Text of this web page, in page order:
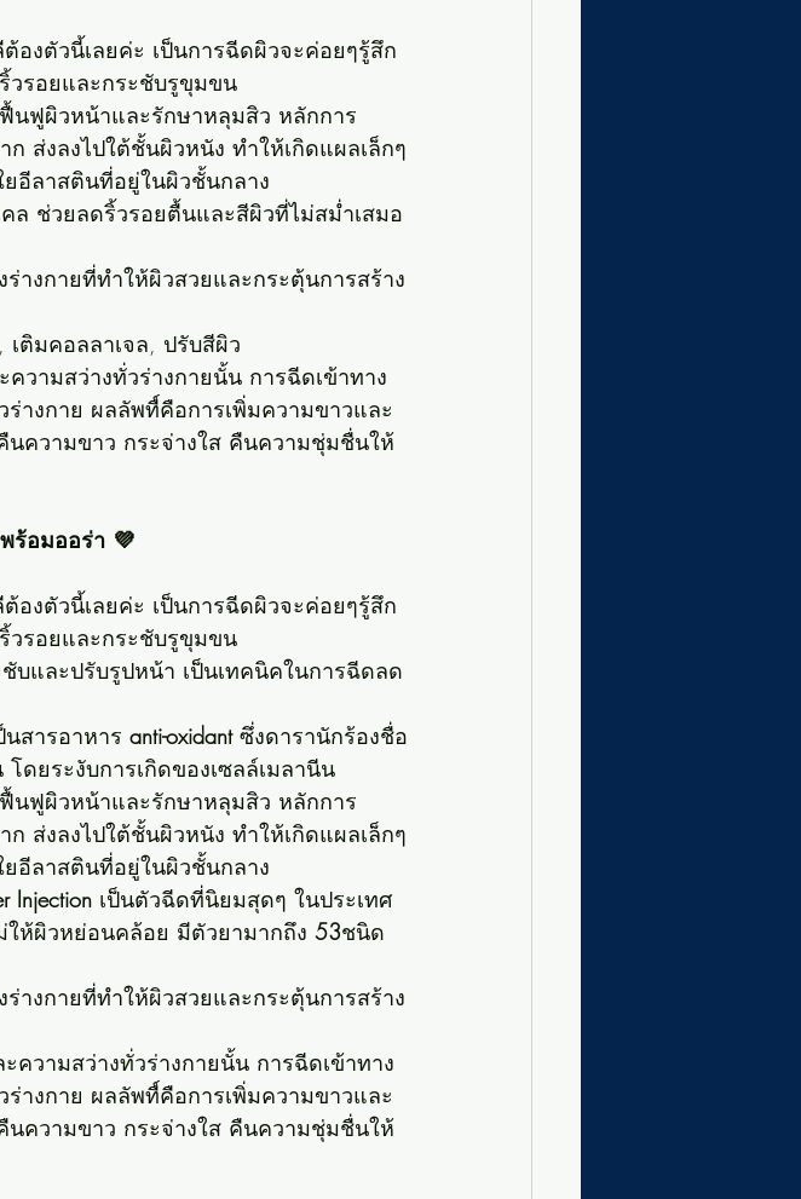
ต้องตัวนี้เลยค่ะ เป็นการฉีดผิวจะค่อยๆรู้สึก
วรอยและกระชับรูขุมขน
นฟูผิวหน้าและรักษาหลุมสิว หลักการ
ก ส่งลงไปใต้ชั้นผิวหนัง ทำให้เกิดแผลเล็กๆ
ยอีลาสตินที่อยู่ในผิวชั้นกลาง
ช่วยลดริ้วรอยตื้นและสีผิวที่ไม่สม่ำเสมอ
างกายที่ทำให้ผิวสวยและกระตุ้นการสร้าง
ติมคอลลาเจล, ปรับสีผิว
ความสว่างทั่วร่างกายนั้น การฉีดเข้าทาง
างกาย ผลลัพทื์คือการเพิ่มความขาวและ
นความขาว กระจ่างใส คืนความชุ่มชื่นให้
พร้อมออร่า 💜
ต้องตัวนี้เลยค่ะ เป็นการฉีดผิวจะค่อยๆรู้สึก
วรอยและกระชับรูขุมขน
บและปรับรูปหน้า เป็นเทคนิคในการฉีดลด
สารอาหาร anti-oxidant ซึ่งดารานักร้องชื่อ
ดยระงับการเกิดของเซลล์เมลานีน
นฟูผิวหน้าและรักษาหลุมสิว หลักการ
ก ส่งลงไปใต้ชั้นผิวหนัง ทำให้เกิดแผลเล็กๆ
ยอีลาสตินที่อยู่ในผิวชั้นกลาง
Injection เป็นตัวฉีดที่นิยมสุดๆ ในประเทศ
ให้ผิวหย่อนคล้อย มีตัวยามากถึง 53ชนิด
างกายที่ทำให้ผิวสวยและกระตุ้นการสร้าง
ความสว่างทั่วร่างกายนั้น การฉีดเข้าทาง
างกาย ผลลัพทื์คือการเพิ่มความขาวและ
นความขาว กระจ่างใส คืนความชุ่มชื่นให้